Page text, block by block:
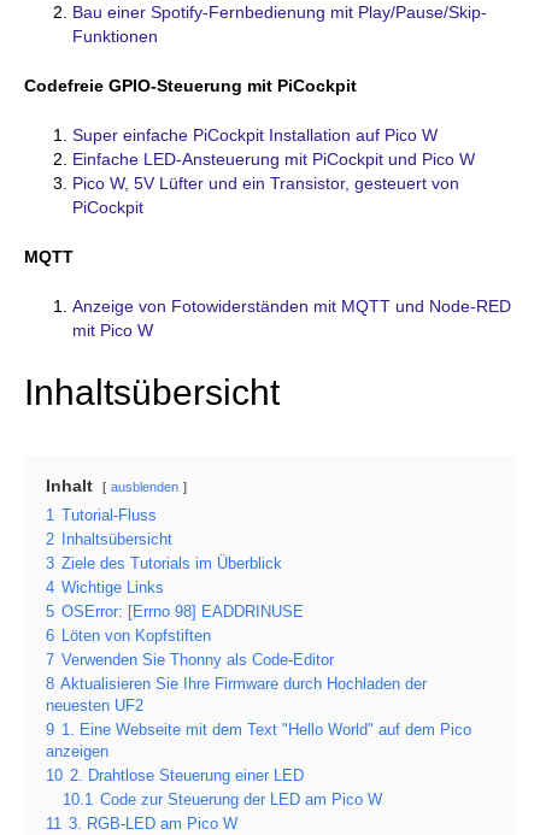
Bau einer Spotify-Fernbedienung mit Play/Pause/Skip-
Funktionen
Codefreie GPIO-Steuerung mit PiCockpit
Super einfache PiCockpit Installation auf Pico W
Einfache LED-Ansteuerung mit PiCockpit und Pico W
Pico W, 5V Lüfter und ein Transistor, gesteuert von
PiCockpit
MQTT
Anzeige von Fotowiderständen mit MQTT und Node-RED
mit Pico W
Inhaltsübersicht
Inhalt ausblenden
1
Tutorial-Fluss
2
Inhaltsübersicht
3 Ziele des Tutorials im Überblick
4 Wichtige Links
5 OSError: [Errno 98] EADDRINUSE
6 Löten von Kopfstiften
7 Verwenden Sie Thonny als Code-Editor
8 Aktualisieren Sie Ihre Firmware durch Hochladen der
neuesten UF2
9 1. Eine Webseite mit dem Text "Hello World" auf dem Pico
anzeigen
10 2. Drahtlose Steuerung einer LED
10.1 Code zur Steuerung der LED am Pico W
11 3. RGB-LED am Pico W